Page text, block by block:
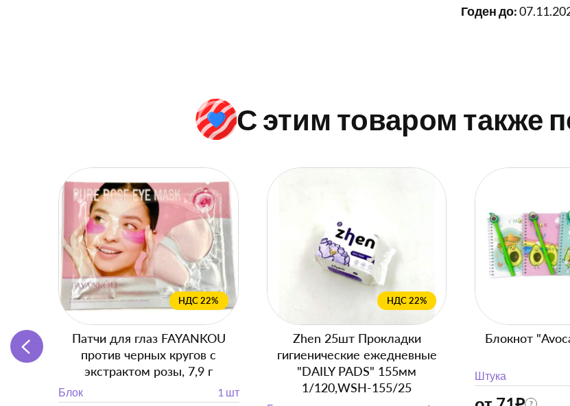
Годен до:
С этим товаром также
НДС 22%
Патчи для глаз FAYANKOU
против черных кругов с
экстрактом розы, 7,9 г
Блок 1 шт
НДС 22%
Zhen 25шт Прокладки
гигиенические ежедневные
"DAILY PADS" 155мм
1/120,WSH-155/25
Блокнот
Штука
?